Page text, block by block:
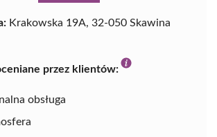
Krakowska 19A, 32-050 Skawina
przez klientów:
obsługa